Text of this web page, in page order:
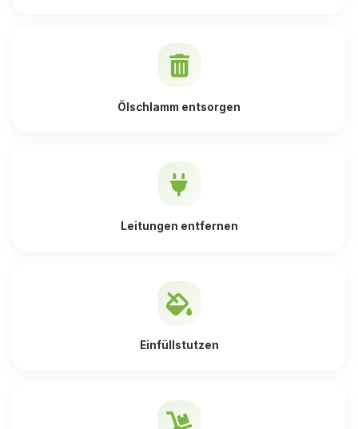
Ölschlamm entsorgen
Leitungen entfernen
Einfüllstutzen